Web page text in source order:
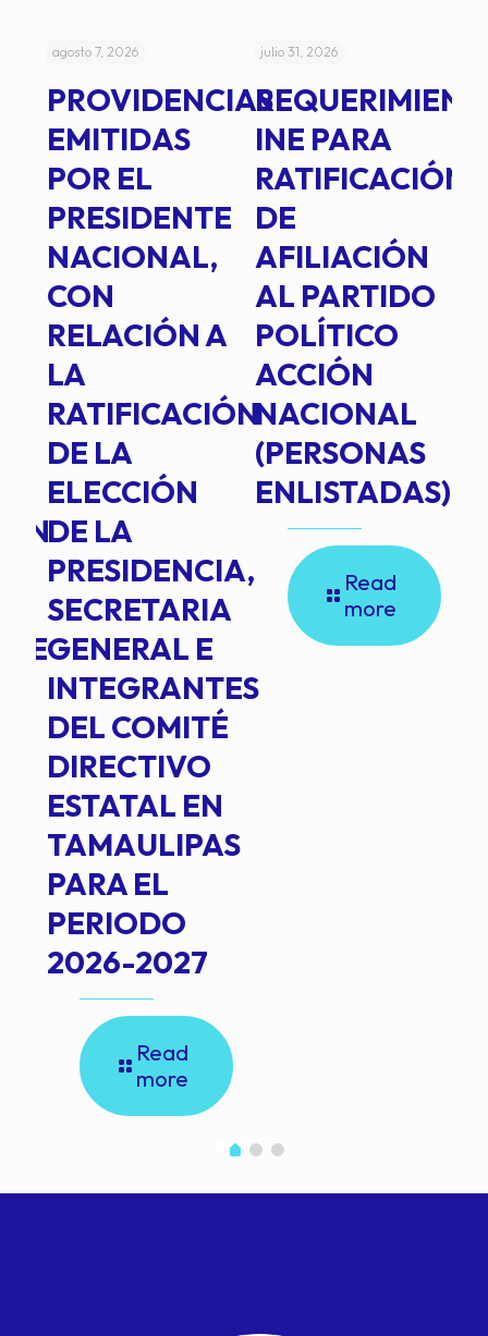
agosto 7, 2026
PROVIDENCIAS
EMITIDAS
POR EL
PRESIDENTE
NACIONAL,
CON
RELACIÓN A
LA
RATIFICACIÓN
DE LA
ELECCIÓN
DE LA
PRESIDENCIA,
SECRETARIA
GENERAL E
INTEGRANTES
DEL COMITÉ
DIRECTIVO
ESTATAL EN
TAMAULIPAS
PARA EL
PERIODO
2026-2027
Read
more
julio 31, 2026
INE PARA
RATIFICACIÓN
DE
AFILIACIÓN
AL PARTIDO
POLÍTICO
ACCIÓN
NACIONAL
(PERSONAS
ENLISTADAS)
Read
more